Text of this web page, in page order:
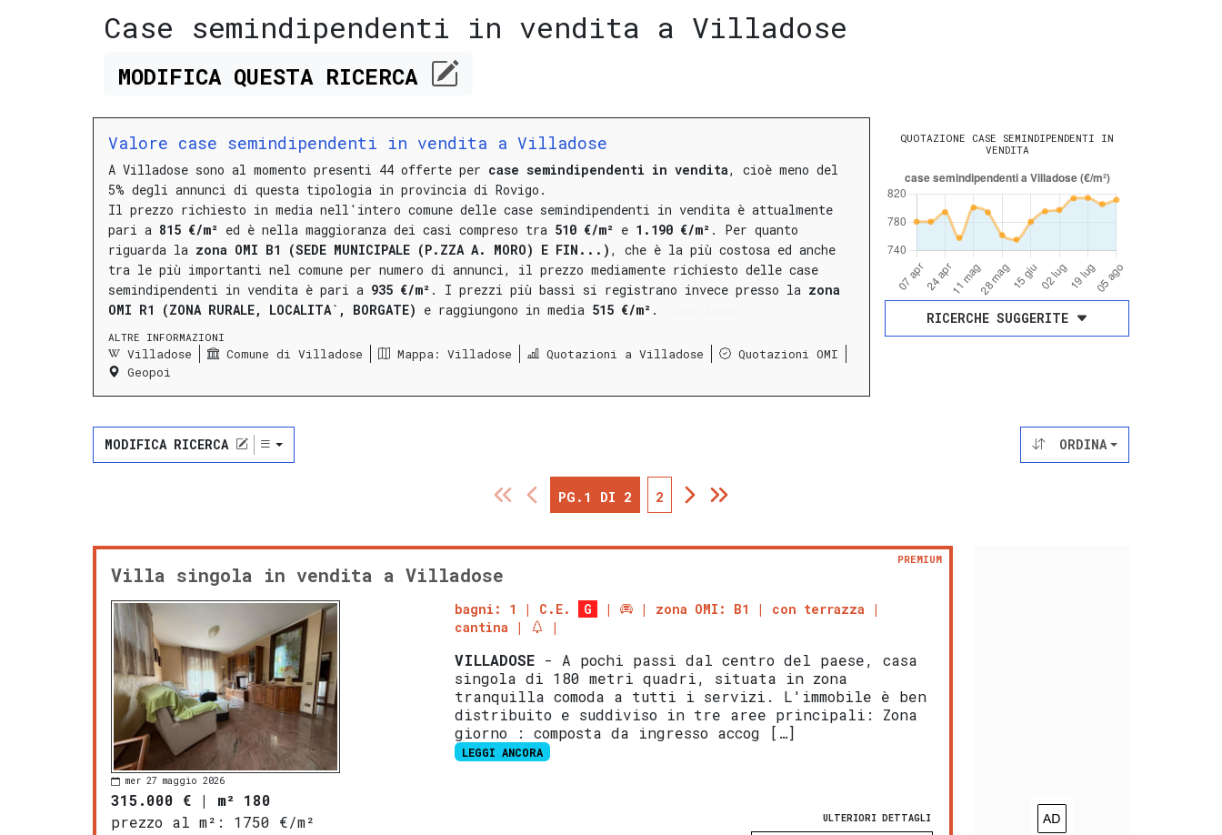
Case semindipendenti in vendita a Villadose
MODIFICA QUESTARICERCA
Valore case semindipendenti in vendita a Villadose
A Villadose sono al momento presenti 44 offerte per case semindipendenti in vendita, cioè meno del
5% degli annunci di questa tipologia in provincia di Rovigo.
Il prezzo richiesto in media nell'intero comune delle case semindipendenti in vendita è attualmente
pari a 815 €/m² ed è nella maggioranza dei casi compreso tra 510 €/m² e 1.190 €/m² . Per quanto
riguarda la zona OMI B1 (SEDE MUNICIPALE (P.ZZA A. MORO) E FIN...) , che è la più costosa ed anche
tra le più importanti nel comune per numero di annunci, il prezzo mediamente richiesto delle case
semindipendenti in vendita è pari a 935 €/m² . I prezzi più bassi si registrano invece presso la zona
OMI R1 (ZONA RURALE, LOCALITA`, BORGATE) e raggiungono in media 515 €/m² .
ALTRE INFORMAZIONI
Villadose Comune di Villadose Mappa: Villadose Quotazioni a Villadose
Quotazioni OMI
Geopoi
QUOTAZIONE CASE SEMINDIPENDENTI IN
VENDITA
RICERCHE SUGGERITE
MODIFICA RICERCA ORDINA
PG.1 DI 2 2
Villa singola in vendita a Villadose
PREMIUM
mer 27 maggio 2026
315.000 € | m² 180
prezzo al m²:
1750 €/m²
bagni: 1 C.E. G zona OMI: B1
con terrazza
cantina
VILLADOSE - A pochi passi dal centro del paese, casa
singola di 180 metri quadri, situata in zona
tranquilla comoda a tutti i servizi. L'immobile è ben
distribuito e suddiviso in tre aree principali: Zona
giorno : composta da ingresso accog […]
LEGGI ANCORA
ULTERIORI DETTAGLI